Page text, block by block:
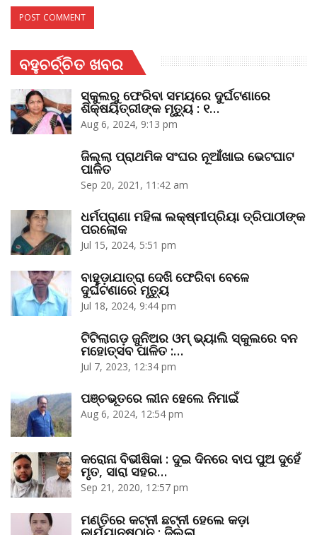
ବହୁଚର୍ଚ୍ଚିତ ଖବର
ସ୍କୁଲରୁ ଫେରିବା ସମୟରେ ଦୁର୍ଘଟଣାରେ
ଶିକ୍ଷୟିତ୍ରୀଙ୍କ ମୃତ୍ୟୁ : ୧…
Aug 6, 2024, 9:13 pm
ଜିଲ୍ଲା ପ୍ରାଥମିକ ସଂଘର ନୂଆଁଖାଇ ଭେଟଘାଟ
ପାଳିତ
Sep 20, 2021, 11:42 am
ଧର୍ମପ୍ରାଣା ମହିଳା ଲକ୍ଷ୍ମୀପ୍ରିୟା ତ୍ରିପାଠୀଙ୍କ
ପରଲୋକ
Jul 15, 2024, 5:51 pm
ବାହୁଡ଼ାଯାତ୍ରା ଦେଖି ଫେରିବା ବେଳେ
ଦୁର୍ଘଟଣାରେ ମୃତ୍ୟୁ
Jul 18, 2024, 9:44 pm
ଟିଟିଲାଗଡ଼ ଜୁନିଅର ଓମ୍‌ ଭ୍ୟାଲି ସ୍କୁଲରେ ବନ
ମହୋତ୍ସବ ପାଳିତ :…
Jul 7, 2023, 12:34 pm
ପଞ୍ଚଭୂତରେ ଲୀନ ହେଲେ ନିମାଇଁ
Aug 6, 2024, 12:54 pm
କରୋନା ବିଭୀଷିକା : ଦୁଇ ଦିନରେ ବାପ ପୁଅ ଦୁହେଁ
ମୃତ, ସାରା ସହର…
Sep 21, 2020, 12:57 pm
ମଣ୍ତିରେ କଟ୍‌ନୀ ଛଟ୍‌ନୀ ହେଲେ କଡ଼ା